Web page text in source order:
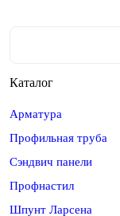
Каталог
Арматура
Профильная труба
Сэндвич панели
Профнастил
Шпунт Ларсена